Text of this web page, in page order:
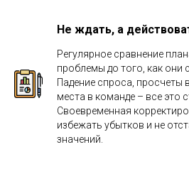
Не ждать, а
Регулярное сравнение
проблемы до того, как они
Падение спроса, просчеты
места в команде – все это
Своевременная
избежать убытков и не
значений.